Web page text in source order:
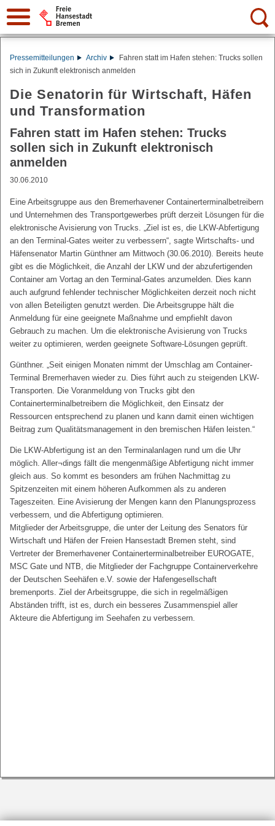
Suche:
Pressemitteilungen Archiv
Fahren statt im Hafen stehen: Trucks sollen
sich in Zukunft elektronisch anmelden
Die Senatorin für Wirtschaft, Häfen
und Transformation
Fahren statt im Hafen stehen: Trucks
sollen sich in Zukunft elektronisch
anmelden
30.06.2010
Eine Arbeitsgruppe aus den Bremerhavener Containerterminalbetreibern
und Unternehmen des Transportgewerbes prüft derzeit Lösungen für die
elektronische Avisierung von Trucks. „Ziel ist es, die LKW-Abfertigung
an den Terminal-Gates weiter zu verbessern“, sagte Wirtschafts- und
Häfensenator Martin Günthner am Mittwoch (30.06.2010). Bereits heute
gibt es die Möglichkeit, die Anzahl der LKW und der abzufertigenden
Container am Vortag an den Terminal-Gates anzumelden. Dies kann
auch aufgrund fehlender technischer Möglichkeiten derzeit noch nicht
von allen Beteiligten genutzt werden. Die Arbeitsgruppe hält die
Anmeldung für eine geeignete Maßnahme und empfiehlt davon
Gebrauch zu machen. Um die elektronische Avisierung von Trucks
weiter zu optimieren, werden geeignete Software-Lösungen geprüft.
Günthner. „Seit einigen Monaten nimmt der Umschlag am Container-
Terminal Bremerhaven wieder zu. Dies führt auch zu steigenden LKW-
Transporten. Die Voranmeldung von Trucks gibt den
Containerterminalbetreibern die Möglichkeit, den Einsatz der
Ressourcen entsprechend zu planen und kann damit einen wichtigen
Beitrag zum Qualitätsmanagement in den bremischen Häfen leisten.“
Die LKW-Abfertigung ist an den Terminalanlagen rund um die Uhr
möglich. Aller¬dings fällt die mengenmäßige Abfertigung nicht immer
gleich aus. So kommt es besonders am frühen Nachmittag zu
Spitzenzeiten mit einem höheren Aufkommen als zu anderen
Tageszeiten. Eine Avisierung der Mengen kann den Planungsprozess
verbessern, und die Abfertigung optimieren.
Mitglieder der Arbeitsgruppe, die unter der Leitung des Senators für
Wirtschaft und Häfen der Freien Hansestadt Bremen steht, sind
Vertreter der Bremerhavener Containerterminalbetreiber EUROGATE,
MSC Gate und NTB, die Mitglieder der Fachgruppe Containerverkehre
der Deutschen Seehäfen e.V. sowie der Hafengesellschaft
bremenports. Ziel der Arbeitsgruppe, die sich in regelmäßigen
Abständen trifft, ist es, durch ein besseres Zusammenspiel aller
Akteure die Abfertigung im Seehafen zu verbessern.